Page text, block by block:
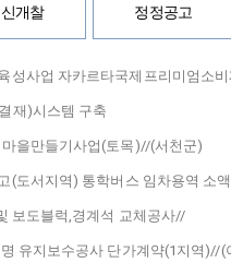
개찰 정정공고
성사업 자카르타국제프리미엄소
재)시스템 구축
을만들기사업(토목)//(서천군)
(도서지역) 통학버스 임차용역 소
보도블럭,경계석 교체공사//
유지보수공사 단가계약(1지역)//(